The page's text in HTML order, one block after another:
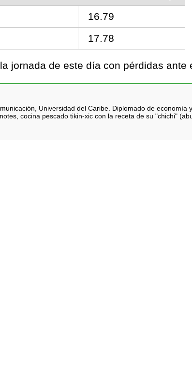
16.79
17.78
jornada de este día con pérdidas ante
Universidad del Caribe. Diplomado de economía
cocina pescado tikin-xic con la receta de su "chichi"